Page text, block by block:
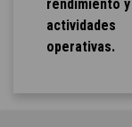
rendimiento
actividades
operativas.